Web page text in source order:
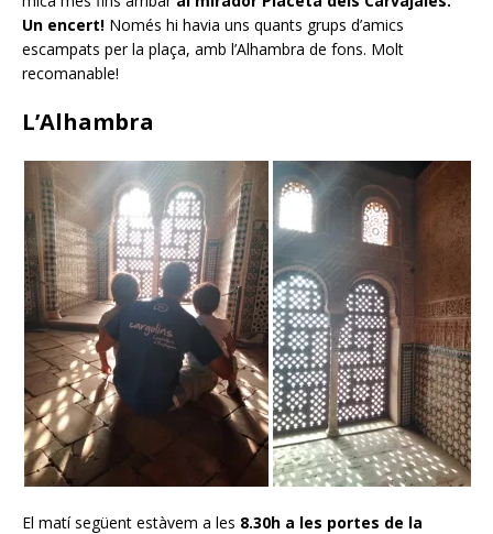
Un encert! Només hi havia uns quants grups d’amics
escampats per la plaça, amb l’Alhambra de fons. Molt
recomanable!
L’Alhambra
El matí següent estàvem a les 8.30h a les portes de la